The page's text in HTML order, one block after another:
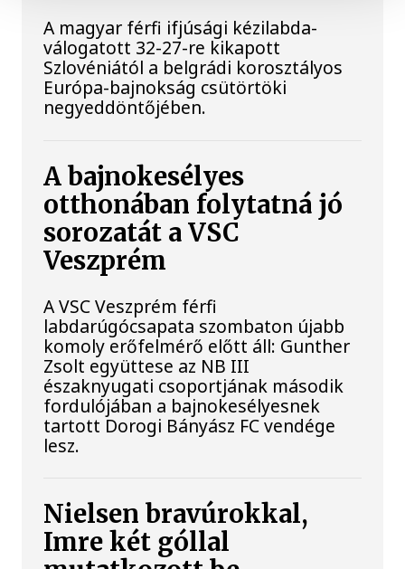
A magyar férfi ifjúsági kézilabda-
válogatott 32-27-re kikapott
Szlovéniától a belgrádi korosztályos
Európa-bajnokság csütörtöki
negyeddöntőjében.
A bajnokesélyes
otthonában folytatná jó
sorozatát a VSC
Veszprém
A VSC Veszprém férfi
labdarúgócsapata szombaton újabb
komoly erőfelmérő előtt áll: Gunther
Zsolt együttese az NB III
északnyugati csoportjának második
fordulójában a bajnokesélyesnek
tartott Dorogi Bányász FC vendége
lesz.
Nielsen bravúrokkal,
Imre két góllal